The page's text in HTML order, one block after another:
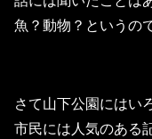
魚？動物？というの
さて山下公園にはい
市民には人気のある